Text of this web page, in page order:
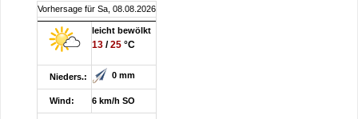
Vorhersage für Sa, 08.08.2026
leicht bewölkt
13/25°C
Nieders.: 0 mm
Wind: 6 km/h SO